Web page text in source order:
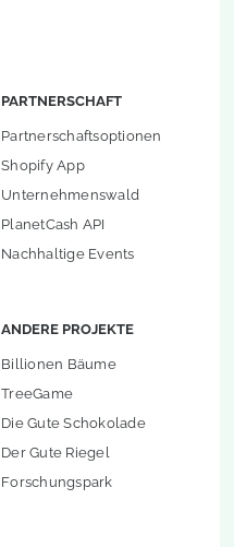
PARTNERSCHAFT
Partnerschaftsoptionen
Shopify App
Unternehmenswald
PlanetCash API
Nachhaltige Events
ANDERE PROJEKTE
Billionen Bäume
TreeGame
Die Gute Schokolade
Der Gute Riegel
Forschungspark